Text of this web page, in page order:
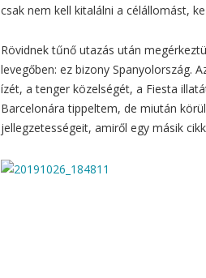
csak nem kell kitalálni a célállomást,
Rövidnek tűnő utazás után
levegőben: ez bizony Spanyolország.
ízét, a tenger közelségét, a Fiesta
Barcelonára tippeltem, de miután
jellegzetességeit, amiről egy másik